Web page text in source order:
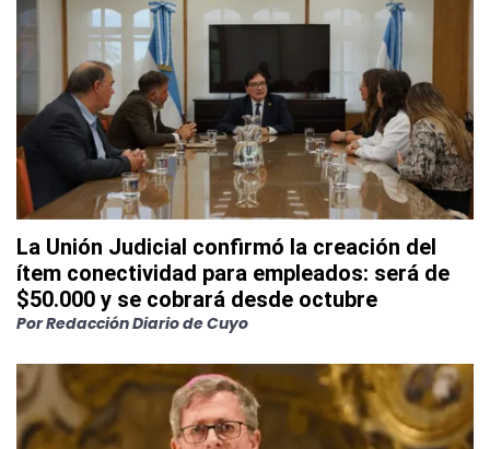
La Unión Judicial confirmó la creación del
ítem conectividad para empleados: será de
$50.000 y se cobrará desde octubre
PorRedacción Diario de Cuyo